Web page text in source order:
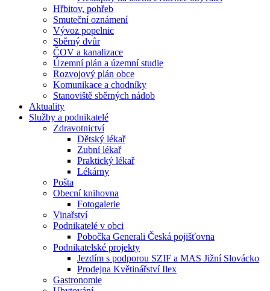
Hřbitov, pohřeb
Smuteční oznámení
Vývoz popelnic
Sběrný dvůr
ČOV a kanalizace
Územní plán a územní studie
Rozvojový plán obce
Komunikace a chodníky
Stanoviště sběrných nádob
Aktuality
Služby a podnikatelé
Zdravotnictví
Dětský lékař
Zubní lékař
Praktický lékař
Lékárny
Pošta
Obecní knihovna
Fotogalerie
Vinařství
Podnikatelé v obci
Pobočka Generali Česká pojišťovna
Podnikatelské projekty
Jezdím s podporou SZIF a MAS Jižní Slovácko
Prodejna Květinářství Ilex
Gastronomie